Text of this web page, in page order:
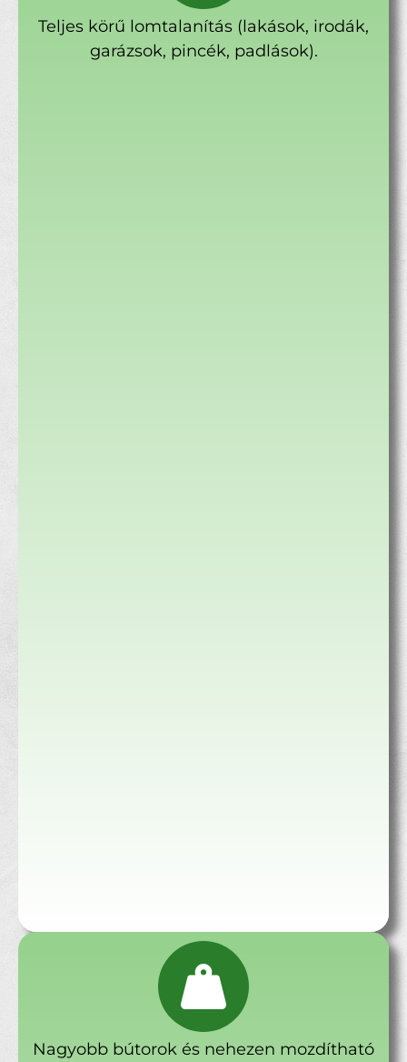
Teljes körű lomtalanítás (lakások, irodák,
garázsok, pincék, padlások).
Nagyobb bútorok és nehezen mozdítható